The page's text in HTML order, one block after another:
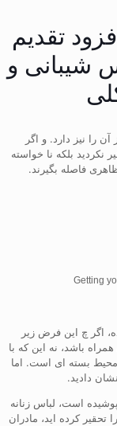
تقدیم
شیبانی و
را نیز دارد. و اگر
نکردید بلکه نا خواسته
فاصله بگیرند.
Getting
اگر چ این فرض زیر
باشد، نه این که با
بسته ای است. اما
دادید.
است، لباس زنانه
کرده اید، مادران